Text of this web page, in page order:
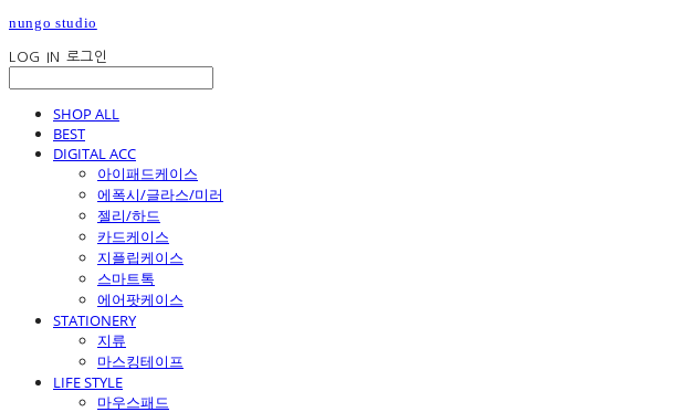
nungo studio
LOG IN 로그인
SHOP ALL
BEST
DIGITAL ACC
아이패드케이스
에폭시/글라스/미러
젤리/하드
카드케이스
지플립케이스
스마트톡
에어팟케이스
STATIONERY
지류
마스킹테이프
LIFE STYLE
마우스패드